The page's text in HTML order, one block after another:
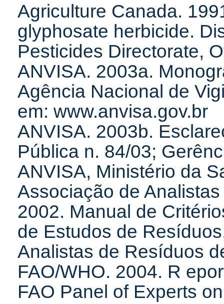
Agriculture Canada.
glyphosate herbicide.
Pesticides Directorate,
ANVISA. 2003a.
Agência Nacional de
em: www.anvisa.gov.br
ANVISA. 2003b.
Pública n. 84/03;
ANVISA, Ministério da
Associação de
2002. Manual de
de Estudos de
Analistas de Resíduos
FAO/WHO. 2004. R
FAO Panel of Experts